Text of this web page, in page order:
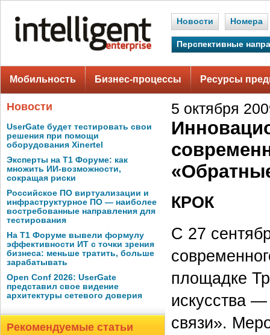
Новости Номера
Перспективные
Мобильность Бизнес-процессы Ресурсы
Новости
UserGate будет тестировать свои
решения при помощи
оборудования Xinertel
Эксперты на Т1 Форуме: как
множить ИИ-возможности,
сокращая риски
Российское ПО виртуализации и
инфраструктурное ПО — наиболее
востребованные направления для
тестирования
На Т1 Форуме вывели формулу
эффективности ИТ с точки зрения
бизнеса: меньше тратить, больше
зарабатывать
Open Conf 2026: UserGate
представил свое видение
архитектуры сетевого доверия
Рекомендуемые статьи
5 октября
КРОК
С 27
площадке
искусства
связи».